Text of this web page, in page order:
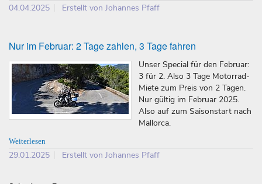
04.04.2025 Erstellt von Johannes Pfaff
Nur im Februar: 2 Tage zahlen, 3 Tage fahren
Unser Special für den Februar:
3 für 2. Also 3 Tage Motorrad-
Miete zum Preis von 2 Tagen.
Nur gültig im Februar 2025.
Also auf zum Saisonstart nach
Mallorca.
Weiterlesen
29.01.2025 Erstellt von Johannes Pfaff